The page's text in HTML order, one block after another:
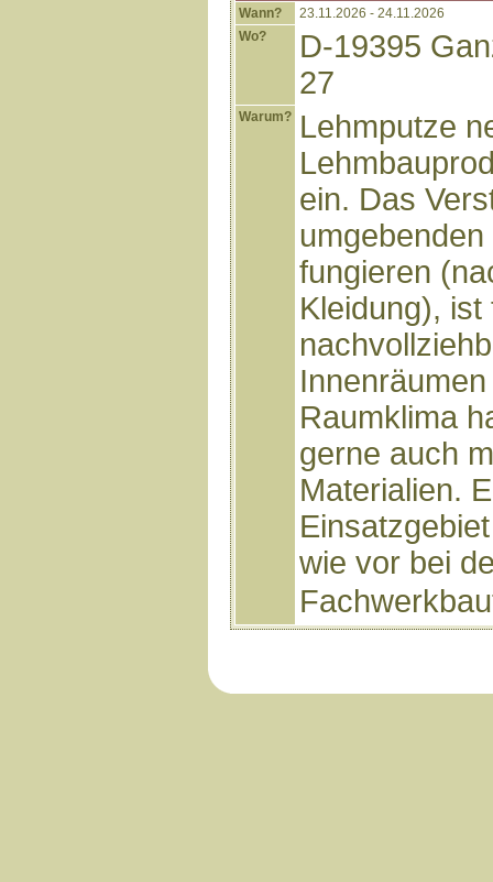
Wann?
23.11.2026 - 24.11.2026
Wo?
D-19395
27
Warum?
Lehmputze
ein. Das
fungieren
Kleidung),
Raumklima
gerne auch
Materialien.
wie vor bei